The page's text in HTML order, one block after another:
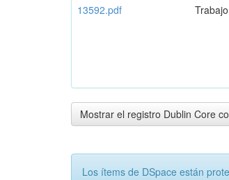
13592.pdf
Mostrar el registro Dublin Core
Los ítems de DSpace están